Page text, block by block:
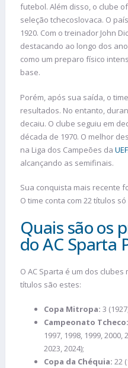
futebol. Além disso, o clube
seleção tchecoslovaca. O
1920. Com o treinador John
destacando ao longo dos
como um preparo físico
base.
Porém, após sua saída, o
resultados. No entanto,
decaiu. O clube seguiu em
década de 1970. O melhor
na Liga dos Campeões da
alcançando as semifinais.
Sua conquista mais recente
O time conta com 22 títulos
Quais são os
do AC Sparta
O AC Sparta é um dos
títulos são estes:
Copa Mitropa: 3
Campeonato Tcheco:
1997, 1998, 1999, 2000,
2023, 2024);
Copa da Chéquia: 22